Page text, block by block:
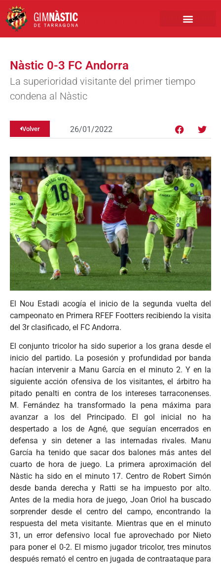
Nàstic 0-3 FC Andorra
La superioridad visitante del primer tiempo
condena al Nàstic
Volver 26/01/2022
El Nou Estadi acogía el inicio de la segunda vuelta del
campeonato en Primera RFEF Footters recibiendo la visita
del 3r clasificado, el FC Andorra.
El conjunto tricolor ha sido superior a los grana desde el
inicio del partido. La posesión y profundidad por banda
hacían intervenir a Manu García en el minuto 2. Y en la
siguiente acción ofensiva de los visitantes, el árbitro ha
pitado penalti en contra de los intereses tarraconenses.
M. Fernández ha transformado la pena máxima para
avanzar a los del Principado. El gol inicial no ha
despertado a los de Agné, que seguían encerrados en
defensa y sin detener a las internadas rivales. Manu
García ha tenido que sacar dos balones más antes del
cuarto de hora de juego. La primera aproximación del
Nàstic ha sido en el minuto 17. Centro de Robert Simón
desde banda derecha y Ratti se ha impuesto por alto.
Antes de la media hora de juego, Joan Oriol ha buscado
sorprender desde el centro del campo, encontrando la
respuesta del meta visitante. Mientras que en el minuto
31, un error defensivo local fue aprovechado por Nieto
para poner el 0-2. El mismo jugador tricolor, tres minutos
después remató el centro en jugada de contraataque para